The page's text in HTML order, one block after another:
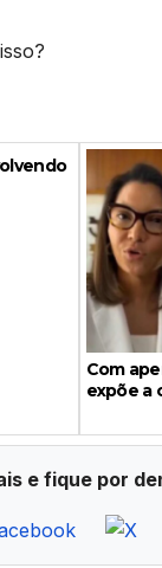
Com
expõe a
e fique por